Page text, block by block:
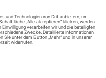
Er gibt Auskunft
paar Ausnahmen